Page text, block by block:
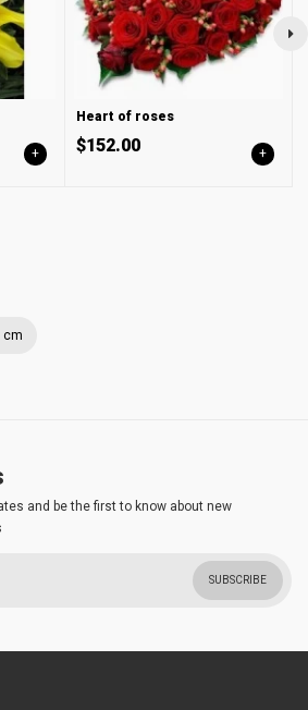
+
Heart of roses
$152.00 +
cm
and be the first to know about new
SUBSCRIBE